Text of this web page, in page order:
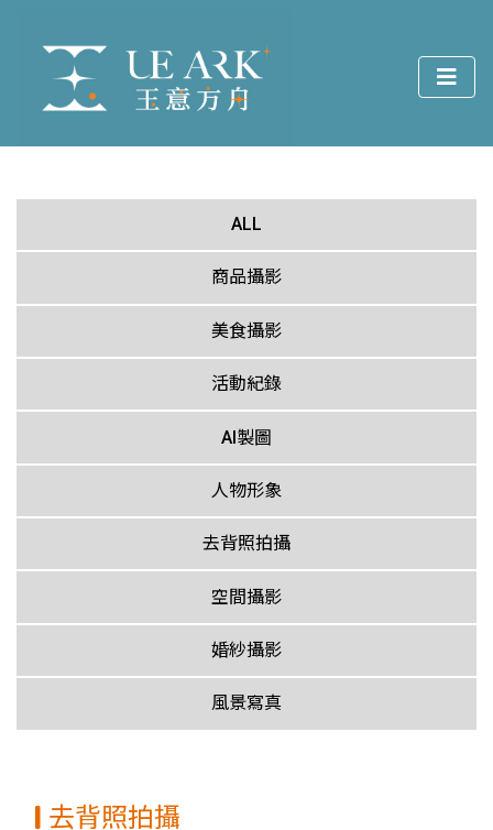
ALL
商品攝影
美食攝影
活動紀錄
AI製圖
人物形象
去背照拍攝
空間攝影
婚紗攝影
風景寫真
去背照拍攝